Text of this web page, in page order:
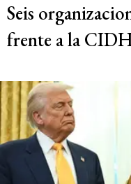
Seis
frente a la